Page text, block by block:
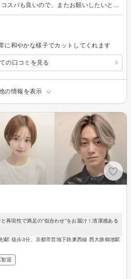
に和やかな様子でカットしてくれます
の口コミを見る
の情報を表示
再現性で満足の”似合わせ”をお届け！清潔感ある
)駅 徒歩3分、京都市営地下鉄東西線 西大路御池駅
歓迎